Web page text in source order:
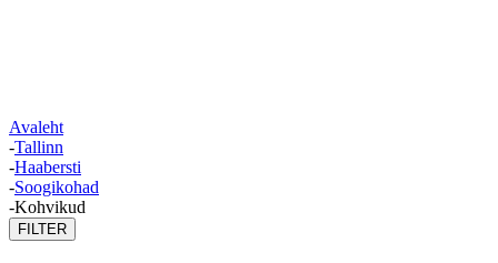
Avaleht
-Tallinn
-Haabersti
-Soogikohad
-Kohvikud
FILTER